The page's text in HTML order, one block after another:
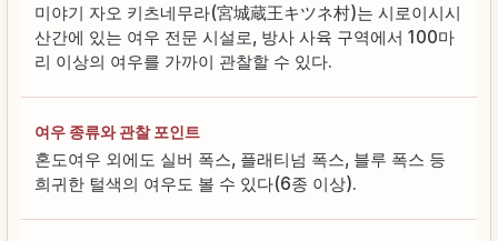
미야기 자오 키츠네무라(宮城蔵王キツネ村)는 시로이시시
산간에 있는 여우 전문 시설로, 방사 사육 구역에서 100마
리 이상의 여우를 가까이 관찰할 수 있다.
여우 종류와 관찰 포인트
혼도여우 외에도 실버 폭스, 플래티넘 폭스, 블루 폭스 등
희귀한 털색의 여우도 볼 수 있다(6종 이상).